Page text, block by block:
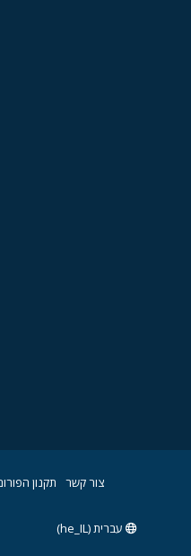
צור קשר תקנון
עברית (he_IL)